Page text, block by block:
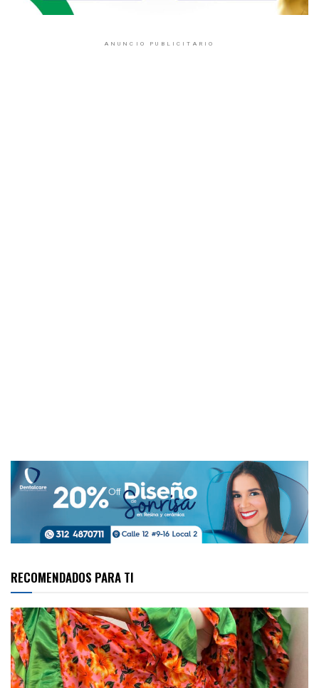
ANUNCIO PUBLICITARIO
RECOMENDADOS PARA TI